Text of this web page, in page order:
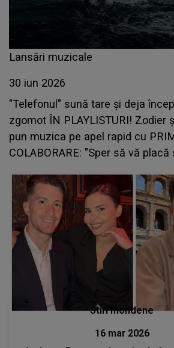
Lansări muzicale
30 iun 2026
"Telefonul" sună tare și deja
zgomot ÎN PLAYLISTURI! Zodier
pun muzica pe apel rapid cu
COLABORARE: "Sper să vă
Stiri mondene
16 mar 2026